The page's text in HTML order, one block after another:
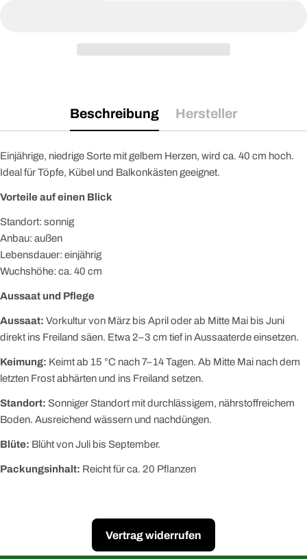
Beschreibung Hersteller
Einjährige, niedrige Sorte mit gelbem Herzen, wird ca. 40 cm hoch.
Ideal für Töpfe, Kübel und Balkonkästen geeignet.
Vorteile auf einen Blick
Standort: sonnig
Anbau: außen
Lebensdauer: einjährig
Wuchshöhe: ca. 40 cm
Aussaat und Pflege
Aussaat: Vorkultur von März bis April oder ab Mitte Mai bis Juni
direkt ins Freiland säen. Etwa 2–3 cm tief in Aussaaterde einsetzen.
Keimung: Keimt ab 15 °C nach 7–14 Tagen. Ab Mitte Mai nach dem
letzten Frost abhärten und ins Freiland setzen.
Standort: Sonniger Standort mit durchlässigem, nährstoffreichem
Boden. Ausreichend wässern und nachdüngen.
Blüte: Blüht von Juli bis September.
Packungsinhalt: Reicht für ca. 20 Pflanzen
Vertrag widerrufen